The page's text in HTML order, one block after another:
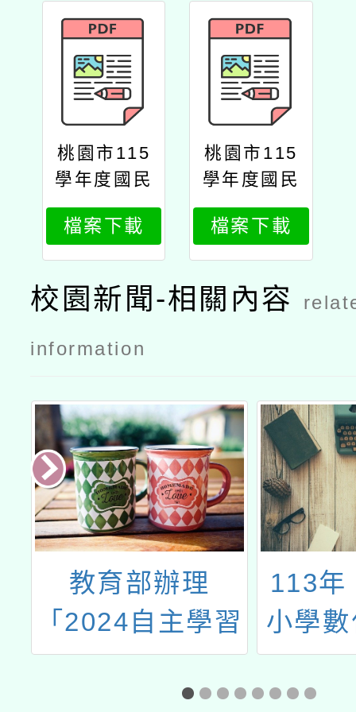
桃園市115
學年度國民
中小學新住
民語文教學
支援老師聯
合甄選簡章
檔案下載
桃園市115
學年度國民
中小學新住
民語文教學
支援老師聯
合甄選簡章
公文
檔案下載
校園新聞-相關內容
information
教育部辦理
「2024自主學習
節」活動
113年
小學
進方